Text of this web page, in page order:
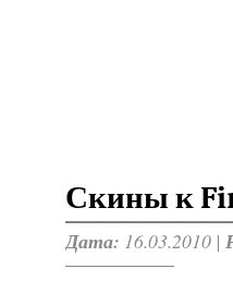
Скины к
Дата: 16.03.2010 |